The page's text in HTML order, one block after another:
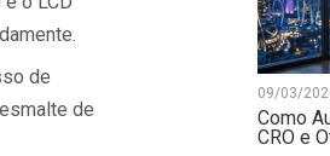
de
de
09/03/
Como
CRO e